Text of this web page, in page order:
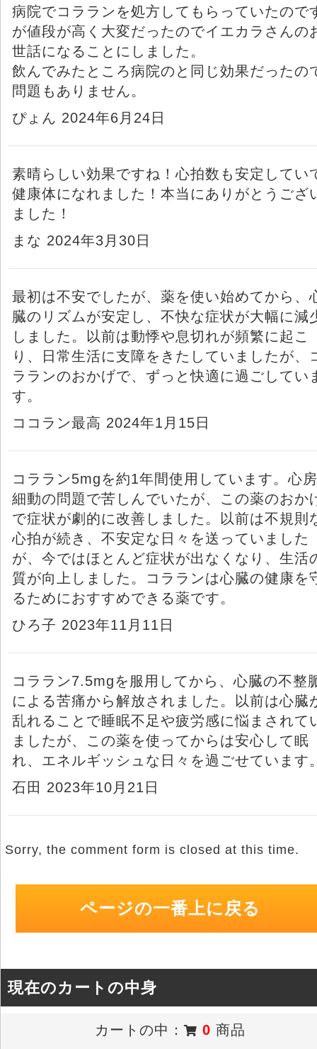
病院でコラランを処方してもらっていたので
が値段が高く大変だったのでイエカラさんの
世話になることにしました。
飲んでみたところ病院のと同じ効果だったの
問題もありません。
ぴょん 2024年6月24日
素晴らしい効果ですね！心拍数も安定してい
健康体になれました！本当にありがとうござ
ました！
まな 2024年3月30日
最初は不安でしたが、薬を使い始めてから、
臓のリズムが安定し、不快な症状が大幅に減
しました。以前は動悸や息切れが頻繁に起こ
り、日常生活に支障をきたしていましたが、
ラランのおかげで、ずっと快適に過ごしてい
す。
ココラン最高 2024年1月15日
コララン5mgを約1年間使用しています。心房
細動の問題で苦しんでいたが、この薬のおか
で症状が劇的に改善しました。以前は不規則
心拍が続き、不安定な日々を送っていました
が、今ではほとんど症状が出なくなり、生活
質が向上しました。コラランは心臓の健康を
るためにおすすめできる薬です。
ひろ子 2023年11月11日
コララン7.5mgを服用してから、心臓の不整
による苦痛から解放されました。以前は心臓
乱れることで睡眠不足や疲労感に悩まされて
ましたが、この薬を使ってからは安心して眠
れ、エネルギッシュな日々を過ごせています
石田 2023年10月21日
Sorry, the comment form is closed at this time.
ページの一番上に戻る
現在のカートの中身
カートの中： 0 商品